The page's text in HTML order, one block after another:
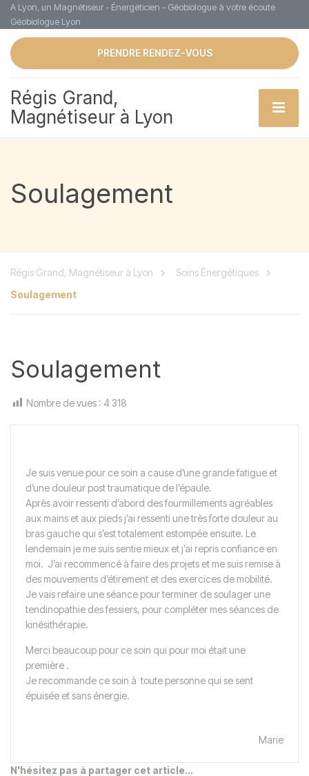
A Lyon, un Magnétiseur - Énergéticien - Géobiologue à votre écoute
Géobiologue Lyon
PRENDRE RENDEZ-VOUS
Régis Grand,
Magnétiseur à Lyon
Soulagement
Régis Grand, Magnétiseur à Lyon
Soins Énergétiques
Soulagement
Soulagement
Nombre de vues : 4 318
Je suis venue pour ce soin a cause d’une grande fatigue et
d’une douleur post traumatique de l’épaule.
Après avoir ressenti d’abord des fourmillements agréables
aux mains et aux pieds j’ai ressenti une très forte douleur au
bras gauche qui s’est totalement estompée ensuite. Le
lendemain je me suis sentie mieux et j’ai repris confiance en
moi. J’ai recommencé à faire des projets et me suis remise à
des mouvements d’étirement et des exercices de mobilité.
Je vais refaire une séance pour terminer de soulager une
tendinopathie des fessiers, pour compléter mes séances de
kinésithérapie.
Merci beaucoup pour ce soin qui pour moi était une
première .
Je recommande ce soin à toute personne qui se sent
épuisée et sans énergie.
Marie
N'hésitez pas à partager cet article...